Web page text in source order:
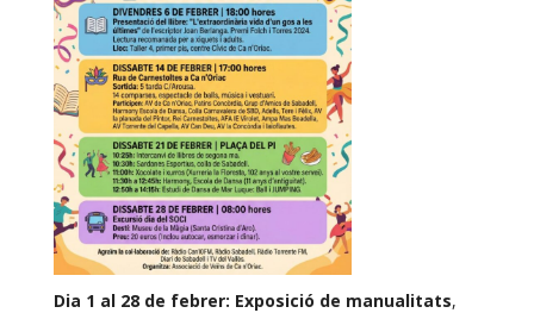
Dia 1 al 28 de febrer: Exposició de manualitats,